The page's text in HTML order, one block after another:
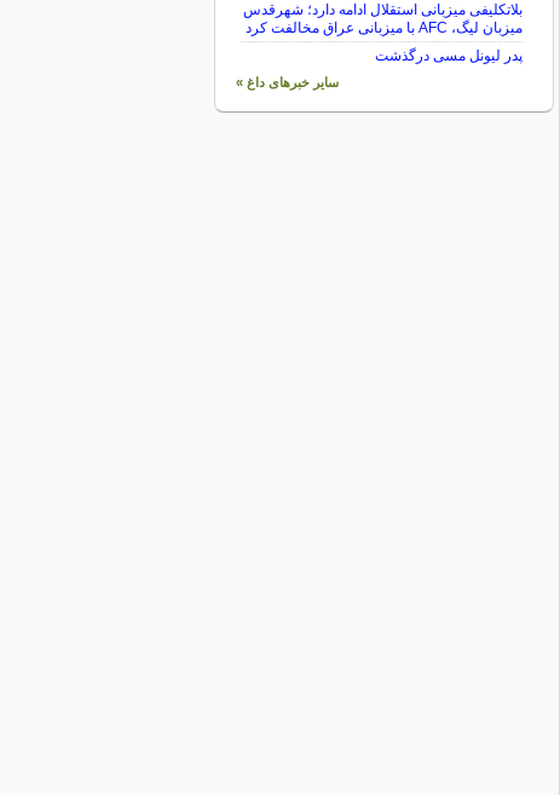
بلاتکلیفی میزبانی استقلال ادامه دارد؛ شهرقدس
میزبان لیگ، AFC با میزبانی عراق مخالفت کرد
پدر لیونل مسی درگذشت
سایر خبرهای داغ »